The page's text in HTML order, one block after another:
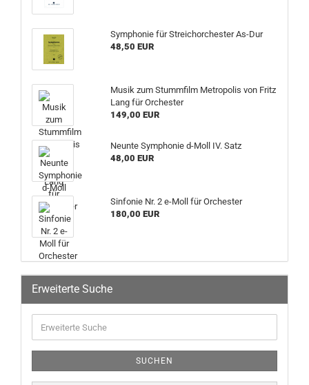
Symphonie für Streichorchester As-Dur
48,50 EUR
Musik zum Stummfilm Metropolis von Fritz
Lang für Orchester
149,00 EUR
Neunte Symphonie d-Moll IV. Satz
48,00 EUR
Sinfonie Nr. 2 e-Moll für Orchester
180,00 EUR
Erweiterte Suche
SUCHEN